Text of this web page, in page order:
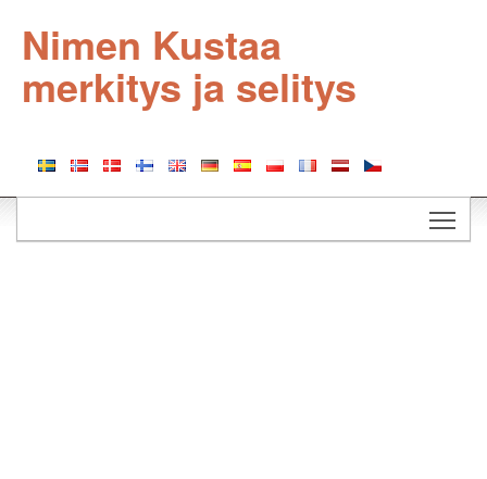
Nimen Kustaa
merkitys ja selitys